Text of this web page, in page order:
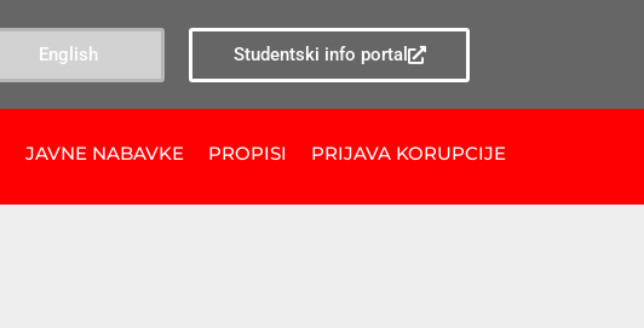
English Studentski info portal
JAVNE NABAVKE PROPISI PRIJAVA KORUPCIJE